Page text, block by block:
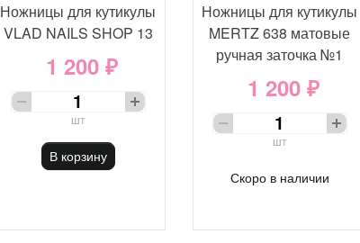
Ножницы для кутикулы
VLAD NAILS SHOP 13
1 200 ₽
шт
В корзину
Ножницы для кутикулы
MERTZ 638 матовые
ручная заточка №1
1 200 ₽
шт
Скоро в наличии